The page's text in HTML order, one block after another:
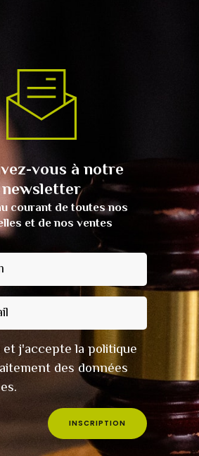
vous à notre
newsletter
courant de toutes nos
et de nos ventes
et j'accepte la politique
des données
INSCRIPTION